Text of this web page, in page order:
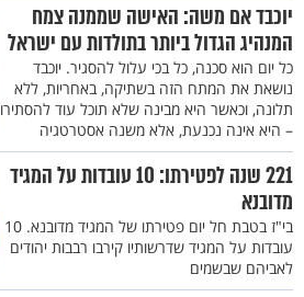
יוכבד אם משה: האישה שממנה צמח
המנהיג הגדול ביותר בתולדות עם ישראל
כל יום הוא סכנה, כל בכי עלול להסגיר. יוכבד
נושאת את המתח הזה בשתיקה, באחריות, ללא
תלונה, וכאשר היא מבינה שלא תוכל עוד להסתירו
– היא אינה נכנעת, אלא משנה אסטרטגיה
221 שנה לפטירתו: 10 עובדות על המגיד
מדובנא
בי"ז בטבת חל יום פטירתו של המגיד מדובנא. 10
עובדות על המגיד שדרשותיו קירבו רבבות יהודים
לאביהם שבשמים